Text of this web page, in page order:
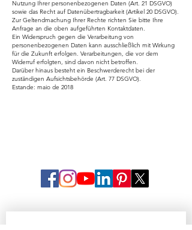
Nutzung Ihrer personenbezogenen Daten (Art. 21 DSGVO)
sowie das Recht auf Datenübertragbarkeit (Artikel 20 DSGVO).
Zur Geltendmachung Ihrer Rechte richten Sie bitte Ihre
Anfrage an die oben aufgeführten Kontaktdaten.
Ein Widerspruch gegen die Verarbeitung von
personenbezogenen Daten kann ausschließlich mit Wirkung
für die Zukunft erfolgen. Verarbeitungen, die vor dem
Widerruf erfolgten, sind davon nicht betroffen.
Darüber hinaus besteht ein Beschwerderecht bei der
zuständigen Aufsichtsbehörde (Art. 77 DSGVO).
Estande: maio de 2018